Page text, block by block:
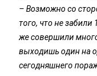
– Возможно со
того, что не
же совершили
выходишь один на
сегодняшнего